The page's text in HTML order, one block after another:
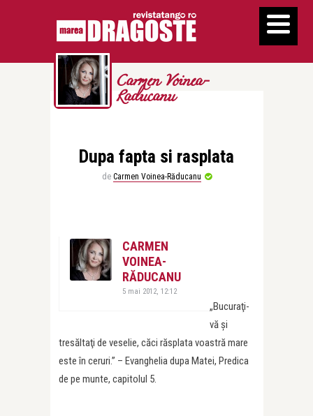
Carmen Voinea-
Raducanu
Dupa fapta si rasplata
de Carmen Voinea-Răducanu
CARMEN
VOINEA-
RĂDUCANU
5 mai 2012, 12:12
„Bucuraţi-
vă şi
tresăltaţi de veselie, căci răsplata voastră mare
este în ceruri.” – Evanghelia dupa Matei, Predica
de pe munte, capitolul 5.